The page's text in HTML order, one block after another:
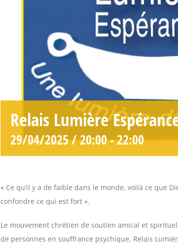
Relais Lumière
29/04/2025 / 20:00-22:00
« Ce qu’il y a de faible dans le monde, voilà ce que
confondre ce qui est fort ».
Le mouvement chrétien de soutien amical et
de personnes en souffrance psychique, Relais